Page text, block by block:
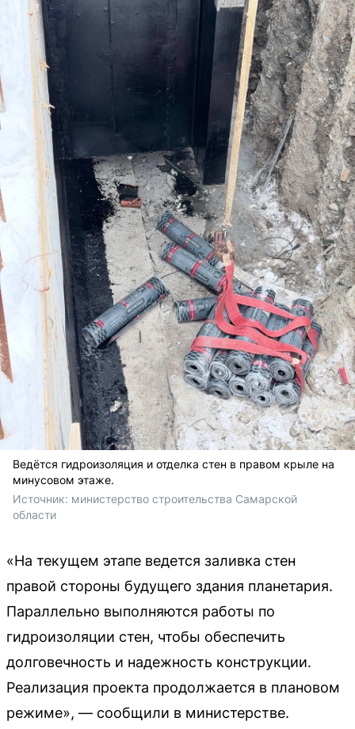
Ведётся гидроизоляция и отделка стен в правом крыле на
минусовом этаже.
Источник: министерство строительства Самарской
области
«На текущем этапе ведется заливка стен
правой стороны будущего здания планетария.
Параллельно выполняются работы по
гидроизоляции стен, чтобы обеспечить
долговечность и надежность конструкции.
Реализация проекта продолжается в плановом
режиме», — сообщили в министерстве.